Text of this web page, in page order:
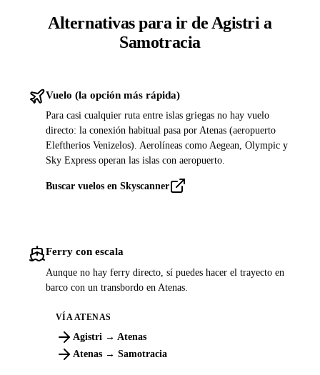
Alternativas para ir de Agistri a
Samotracia
Vuelo (la opción más rápida)
Para casi cualquier ruta entre islas griegas no hay vuelo
directo: la conexión habitual pasa por Atenas (aeropuerto
Eleftherios Venizelos). Aerolíneas como Aegean, Olympic y
Sky Express operan las islas con aeropuerto.
Buscar vuelos en Skyscanner
Ferry con escala
Aunque no hay ferry directo, sí puedes hacer el trayecto en
barco con un transbordo en Atenas.
VÍA ATENAS
Agistri → Atenas
Atenas → Samotracia